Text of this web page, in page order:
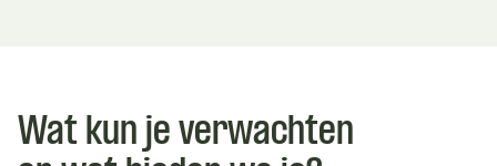
Wat kun je verwachten